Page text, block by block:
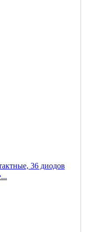
36 диодов